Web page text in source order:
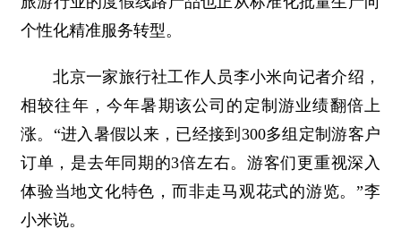
个性化精准服务转型。
北京一家旅行社工作人员李小米向记者介绍，
相较往年，今年暑期该公司的定制游业绩翻倍上
涨。“进入暑假以来，已经接到300多组定制游客户
订单，是去年同期的3倍左右。游客们更重视深入
体验当地文化特色，而非走马观花式的游览。”李
小米说。